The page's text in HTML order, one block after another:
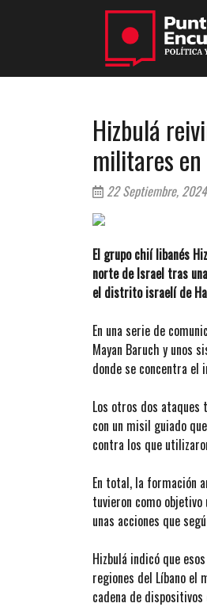
Hizbulá
militares
22 Septiembre, 2024
El grupo chií libanés
norte de Israel tras
el distrito israelí de
En una serie de
Mayan Baruch y unos
donde se concentra el
Los otros dos ataques
con un misil guiado
contra los que
En total, la formación
tuvieron como
unas acciones que
Hizbulá indicó que
regiones del Líbano el
cadena de